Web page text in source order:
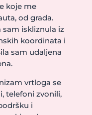
koje me
od grada.
sam iskliznula iz
koordinata i
sam udaljena
vrtloga se
telefoni zvonili,
i